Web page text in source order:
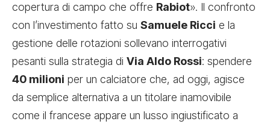
copertura di campo che offre Rabiot». Il confronto
con l’investimento fatto su Samuele Ricci e la
gestione delle rotazioni sollevano interrogativi
pesanti sulla strategia di Via Aldo Rossi: spendere
40 milioni per un calciatore che, ad oggi, agisce
da semplice alternativa a un titolare inamovibile
come il francese appare un lusso ingiustificato a